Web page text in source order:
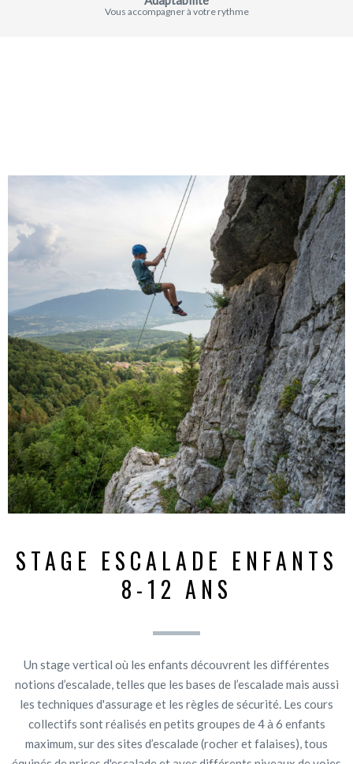
Vous accompagner à votre rythme
STAGE ESCALADE ENFANTS
8-12 ANS
Un stage vertical où les enfants découvrent les différentes
notions d’escalade, telles que les bases de l’escalade mais aussi
les techniques d'assurage et les règles de sécurité. Les cours
collectifs sont réalisés en petits groupes de 4 à 6 enfants
maximum, sur des sites d’escalade (rocher et falaises), tous